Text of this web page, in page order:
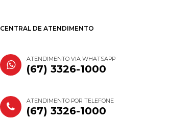
CENTRAL DE ATENDIMENTO
ATENDIMENTO VIA WHATSAPP
(67) 3326-1000
ATENDIMENTO POR TELEFONE
(67) 3326-1000